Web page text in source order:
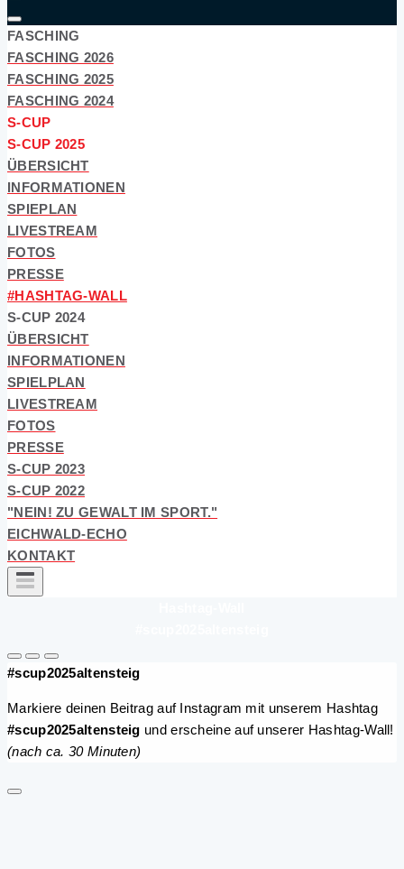
FASCHING
FASCHING 2026
FASCHING 2025
FASCHING 2024
S-CUP
S-CUP 2025
ÜBERSICHT
INFORMATIONEN
SPIEPLAN
LIVESTREAM
FOTOS
PRESSE
#HASHTAG-WALL
S-CUP 2024
ÜBERSICHT
INFORMATIONEN
SPIELPLAN
LIVESTREAM
FOTOS
PRESSE
S-CUP 2023
S-CUP 2022
"NEIN! ZU GEWALT IM SPORT."
EICHWALD-ECHO
KONTAKT
#scup2025altensteig
Markiere deinen Beitrag auf Instagram mit unserem Hashtag
#scup2025altensteig und erscheine auf unserer Hashtag-Wall!
(nach ca. 30 Minuten)